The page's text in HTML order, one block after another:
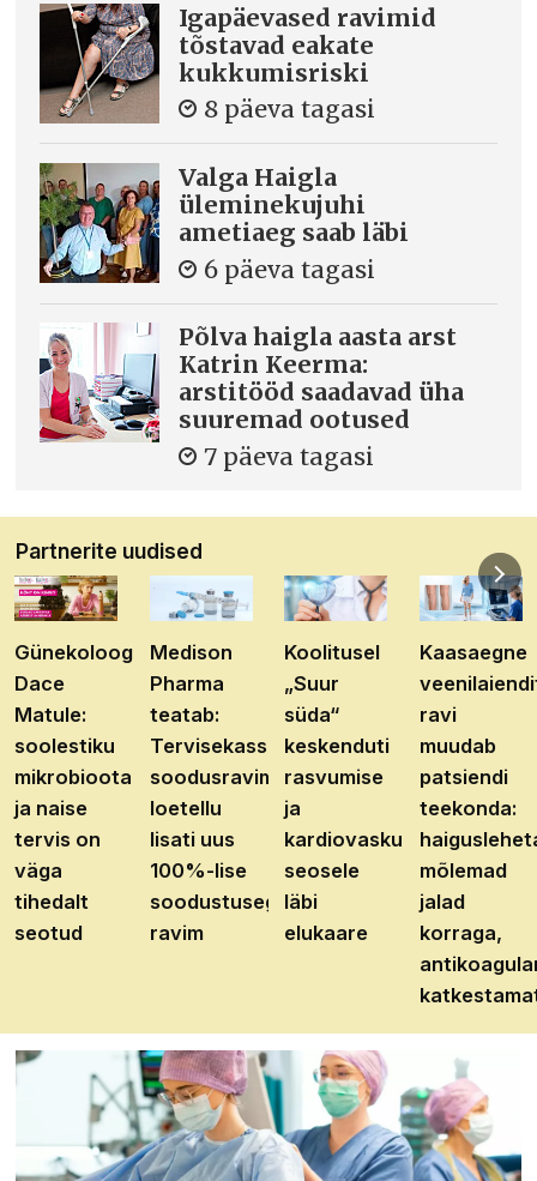
Igapäevased ravimid
tõstavad eakate
kukkumisriski
8 päeva tagasi
Valga Haigla
üleminekujuhi
ametiaeg saab läbi
6 päeva tagasi
Põlva haigla aasta arst
Katrin Keerma:
arstitööd saadavad üha
suuremad ootused
7 päeva tagasi
Partnerite uudised
Günekoloog
Dace
Matule:
soolestiku
mikrobioota
ja naise
tervis on
väga
tihedalt
seotud
Medison
Pharma
teatab:
Tervisekassa
soodusravimite
loetellu
lisati uus
100%-lise
soodustusega
ravim
Koolitusel
„Suur
süda“
keskenduti
rasvumise
ja
kardiovaskulaarhaiguste
seosele
läbi
elukaare
Kaasaegne
ravi
muudab
patsiendi
teekonda:
mõlemad
jalad
korraga,